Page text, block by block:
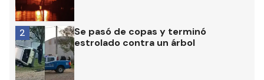
Se pasó de copas y terminó
estrolado contra un árbol
2